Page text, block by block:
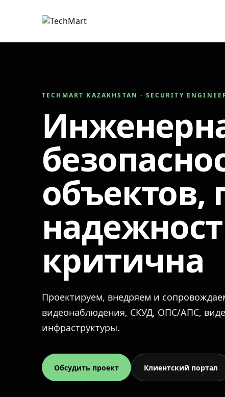
TECHMART KAZAKHSTAN · SECURITY
объектов,
критична
Проектируем, внедряем и
видеонаблюдения, СКУД, ОПС/АПС,
инфраструктуры.
Обсудить проект Клиентский портал